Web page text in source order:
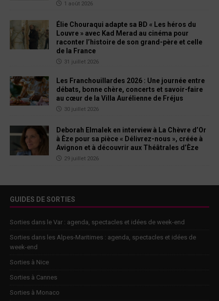
1 août 2026
Élie Chouraqui adapte sa BD « Les héros du
Louvre » avec Kad Merad au cinéma pour
raconter l’histoire de son grand-père et celle
de la France
31 juillet 2026
Les Franchouillardes 2026 : Une journée entre
débats, bonne chère, concerts et savoir-faire
au cœur de la Villa Aurélienne de Fréjus
30 juillet 2026
Deborah Elmalek en interview à La Chèvre d’Or
à Èze pour sa pièce « Délivrez-nous », créée à
Avignon et à découvrir aux Théâtrales d’Èze
29 juillet 2026
GUIDES DE SORTIES
Sorties dans le Var : agenda, spectacles et idées de week-end
Sorties dans les Alpes-Maritimes : agenda, spectacles et idées de
week-end
Sorties à Nice
Sorties à Cannes
Sorties à Monaco